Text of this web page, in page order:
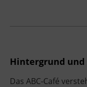
Hintergrund und
Das ABC-Café